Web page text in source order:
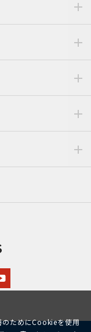
のためにCookieを使用